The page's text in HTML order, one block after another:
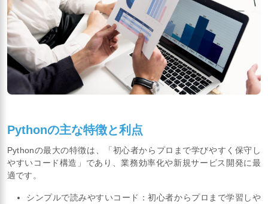
Pythonの主な特徴と利点
Pythonの最大の特徴は、「初心者からプロまで学びやすく保守し
やすいコード構造」であり、業務効率化や新規サービス開発に最
適です。
シンプルで読みやすいコード：初心者からプロまで学習しや